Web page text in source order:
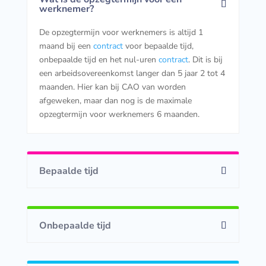
werknemer?
De opzegtermijn voor werknemers is altijd 1
maand bij een contractvoor bepaalde tijd,
onbepaalde tijd en het nul-uren contract. Dit is bij
een arbeidsovereenkomst langer dan 5 jaar 2 tot 4
maanden. Hier kan bij CAO van worden
afgeweken, maar dan nog is de maximale
opzegtermijn voor werknemers 6 maanden.
Bepaalde tijd
Onbepaalde tijd